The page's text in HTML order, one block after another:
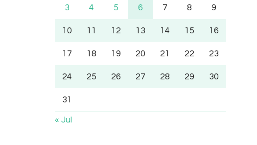
3 4 5 6 7 8 9
10 11 12 13 14 15 16
17 18 19 20 21 22 23
24 25 26 27 28 29 30
31
« Jul